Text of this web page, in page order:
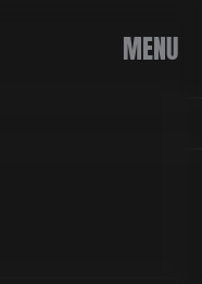
MENU